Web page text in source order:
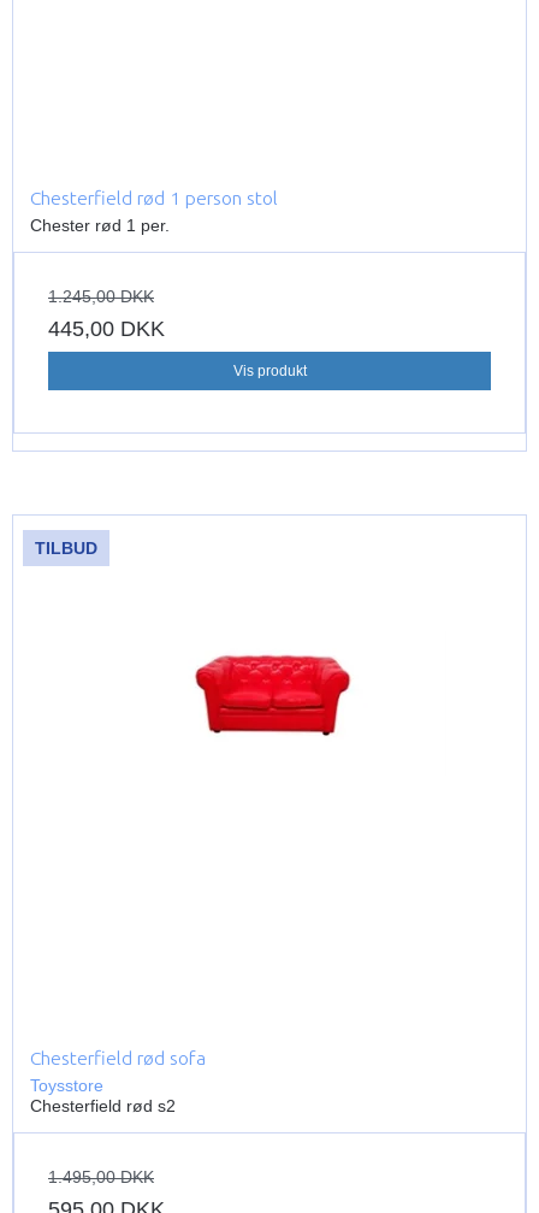
Chesterfield rød 1 person stol
Chester rød 1 per.
1.245,00 DKK
445,00 DKK
Vis produkt
TILBUD
Chesterfield rød sofa
Toysstore
Chesterfield rød s2
1.495,00 DKK